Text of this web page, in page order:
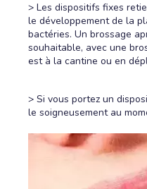
> Les dispositifs fixes
le développement de la
bactéries. Un brossage
souhaitable, avec une
est à la cantine ou en
> Si vous portez un
le soigneusement au